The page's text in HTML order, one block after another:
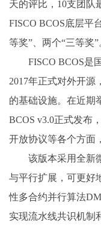
天的评比，10支团队
FISCO BCOS底层平
等奖”、两个“三等奖”
FISCO BCOS是
2017年正式对外开源
的基础设施。在近期
BCOS v3.0正式发布
开放协议等各个方面
该版本采用全新
与平行扩展，可更好
性多合约并行算法
实现流水线共识机制